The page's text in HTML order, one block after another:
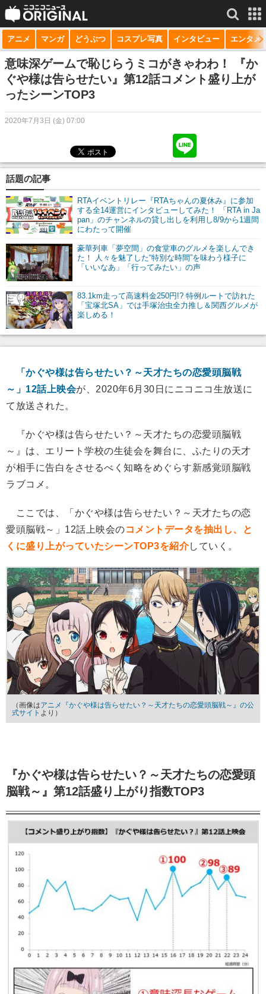
サービス一覧 もっと見る
niconico
動画
生放送
マンガ
ニコニコQ
アニメ マンガ どうぶつ コスプレ写真 インタビュー エンタメ
意味深ゲームで恥じらうミコがきゃわわ！ 『か
ぐや様は告らせたい』第12話コメント盛り上が
ったシーンTOP3
2020年7月3日 (金) 07:00
話題の記事
RTAイベントリレー『RTAちゃんの夏休み』に参加
する全14運営にインタビューしてみた！ 「RTA in Ja
pan」のチャンネルの貸し出しを利用し8/9から1週間
にわたって開催
豪華列車「夢空間」の食堂車のグルメを楽しんでき
た！ 人々を魅了した“特別な時間”を味わう様子に
「いいなあ」「行ってみたい」の声
83.1km走って高速料金250円!? 特例ルートで訪れた
「宝塚北SA」では手塚治虫全力推し＆関西グルメが
楽しめる！
「かぐや様は告らせたい？～天才たちの恋愛頭脳戦
～」12話上映会が、2020年6月30日にニコニコ生放送に
て放送された。
『かぐや様は告らせたい？～天才たちの恋愛頭脳戦
～』は、エリート学校の生徒会を舞台に、ふたりの天才
が相手に告白をさせるべく知略をめぐらす新感覚頭脳戦
ラブコメ。
ここでは、「かぐや様は告らせたい？～天才たちの恋
愛頭脳戦～」12話上映会のコメントデータを抽出し、と
くに盛り上がっていたシーンTOP3を紹介していく。
（画像はアニメ『かぐや様は告らせたい？～天才たちの恋愛頭脳戦～』の公
式サイト より）
『かぐや様は告らせたい？～天才たちの恋愛頭
脳戦～』第12話盛り上がり指数TOP3